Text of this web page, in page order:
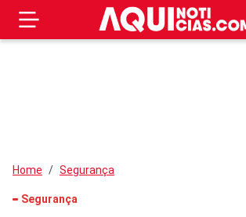
Home Segurança
Segurança